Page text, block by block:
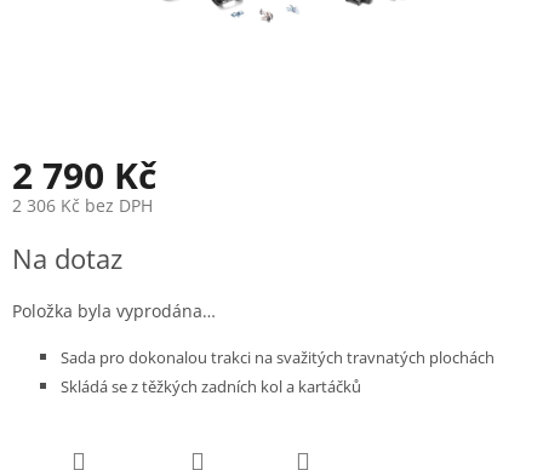
2 790 Kč
2 306 Kč bez DPH
cena:
Na dotaz
Položka byla vyprodána…
Sada pro dokonalou trakci na svažitých travnatých plochách
Skládá se z těžkých zadních kol a kartáčků